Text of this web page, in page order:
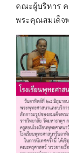
คณะผู้บริหาร ค
พระคุณสมเด็จ